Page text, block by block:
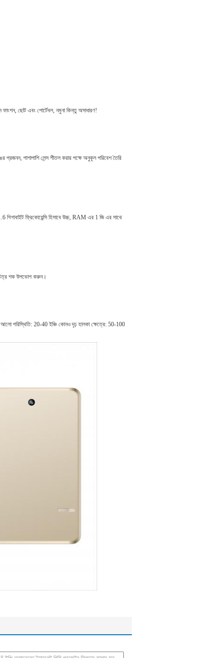
ছোট এবং পোর্টেবল, নমুনা কিন্তু অসাধারণ!
প্রজনন, পাশাপাশি লেন্স শীতল করার পক্ষে অনুকূল পরিবেশ তৈরি
গিগাবাইট ফ্রিকোয়েন্সি হিসাবে উচ্চ, RAM এর 1 জি এর সাথে
চিত্র শক উপভোগ করুন।
পরিস্থিতি: 20-40 ইঞ্চি কোনও দৃঢ় হালকা ক্ষেত্রে: 50-100